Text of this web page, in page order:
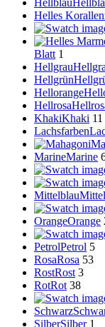
Helles
Blatt 1
Hellgrau
Hellgrün
Hellorange
Hellrosa
KhakiKhaki 11
Lachsfarben
MarineMarine
Mittelblau
OrangeOrange
PetrolPetrol 5
RosaRosa 53
RostRost 3
RotRot 38
Schwarz
SilberSilber 1